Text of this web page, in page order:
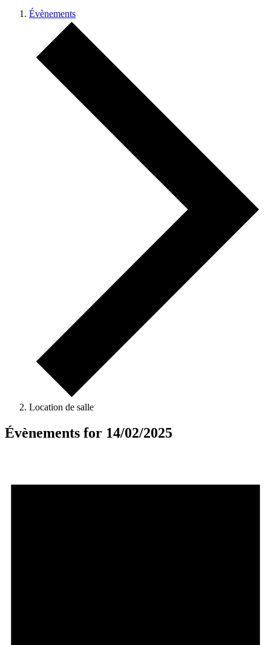
Évènements
Location de salle
Évènements for 14/02/2025